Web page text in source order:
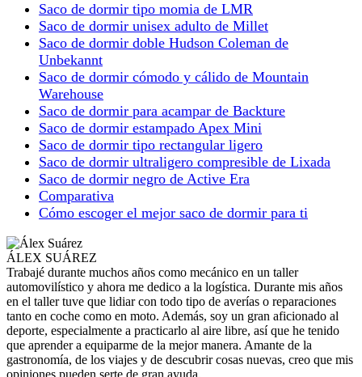
Saco de dormir tipo momia de LMR
Saco de dormir unisex adulto de Millet
Saco de dormir doble Hudson Coleman de
Unbekannt
Saco de dormir cómodo y cálido de Mountain
Warehouse
Saco de dormir para acampar de Backture
Saco de dormir estampado Apex Mini
Saco de dormir tipo rectangular ligero
Saco de dormir ultraligero compresible de Lixada
Saco de dormir negro de Active Era
Comparativa
Cómo escoger el mejor saco de dormir para ti
ÁLEX SUÁREZ
Trabajé durante muchos años como mecánico en un taller
automovilístico y ahora me dedico a la logística. Durante mis años
en el taller tuve que lidiar con todo tipo de averías o reparaciones
tanto en coche como en moto. Además, soy un gran aficionado al
deporte, especialmente a practicarlo al aire libre, así que he tenido
que aprender a equiparme de la mejor manera. Amante de la
gastronomía, de los viajes y de descubrir cosas nuevas, creo que mis